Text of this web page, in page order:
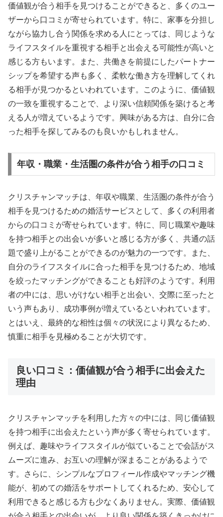
価値観が合う相手を見つけることができると、多くのユー
ザーから口コミが寄せられています。特に、家事を分担し
ながら協力し合う関係を求める人にとっては、同じような
ライフスタイルを重視する相手と出会える可能性が高いと
感じる方もいます。また、共働きを前提にしたパートナー
シップを希望する声も多く、柔軟な働き方を理解してくれ
る相手が見つかるといわれています。このように、価値観
の一致を重視することで、より深い信頼関係を築けると考
える人が増えているようです。興味がある方は、自分に合
った相手を探してみるのも良いかもしれません。
年収・職業・生活圏の条件が合う相手の口コミ
クリスチャンマッチは、年収や職業、生活圏の条件が合う
相手を見つけるための婚活サービスとして、多くの利用者
からの口コミが寄せられています。特に、同じ職業や趣味
を持つ相手との出会いが多いと感じる方が多く、共通の話
題で盛り上がることができるのが魅力の一つです。また、
自分のライフスタイルに合った相手を見つけるため、地域
を絞ったマッチングができることも好評のようです。利用
者の中には、思いがけない相手と出会い、交際に至ったと
いう声もあり、成功事例が増えているといわれています。
とはいえ、最終的な相性は個々の状況により異なるため、
慎重に相手を見極めることが大切です。
良い口コミ：価値観が合う相手に出会えた
理由
クリスチャンマッチを利用した方々の中には、同じ価値観
を持つ相手に出会えたという声が多く寄せられています。
例えば、趣味やライフスタイルが似ていることで会話がス
ムーズに進み、お互いの理解が深まることがあるようで
す。さらに、シンプルなプロフィール作成やマッチング機
能が、初めての婚活をサポートしてくれるため、安心して
利用できると感じる方も少なくありません。実際、価値観